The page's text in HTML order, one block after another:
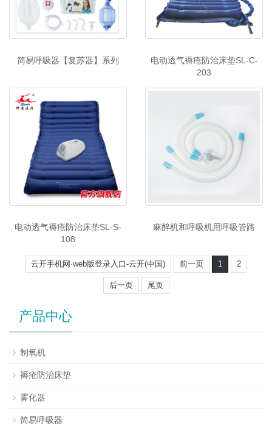
简易呼吸器【复苏器】系列
电动透气褥疮防治床垫SL-C-
203
电动透气褥疮防治床垫SL-S-
108
麻醉机和呼吸机用呼吸管路
云开手机网·web版登录入口-云开(中国) 前一页 1 2
后一页 尾页
产品中心
制氧机
褥疮防治床垫
雾化器
简易呼吸器